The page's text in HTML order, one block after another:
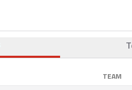
TEAM